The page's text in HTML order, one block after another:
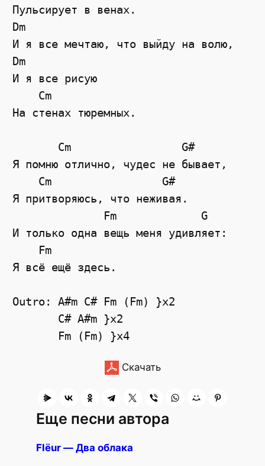
Пульсирует в венах.
Dm
И я все мечтаю, что выйду на волю,
Dm
И я все рисую
    Cm
На стенах тюремных.
       Cm                 G#
Я помню отлично, чудес не бывает,
    Cm                 G#
Я притворяюсь, что неживая.
              Fm             G
И только одна вещь меня удивляет:
    Fm
Я всё ещё здесь.
Outro: A#m C# Fm (Fm) }x2
       C# A#m }x2
Скачать
Еще песни автора
Flёur — Два облака